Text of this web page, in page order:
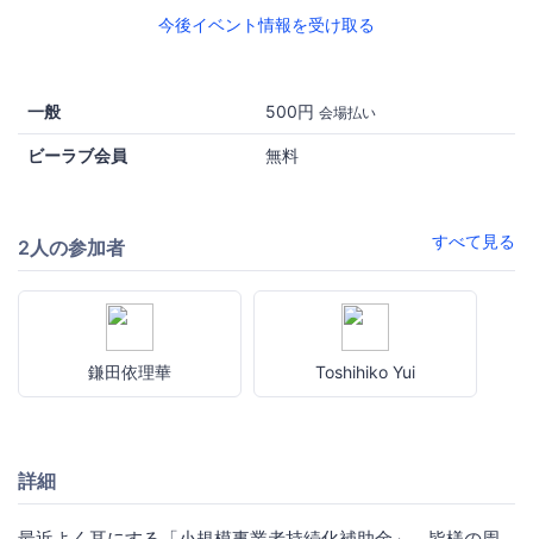
今後イベント情報を受け取る
一般 500円 会場払い
ビーラブ会員 無料
2人の参加者 すべて見る
鎌田依理華 Toshihiko Yui
詳細